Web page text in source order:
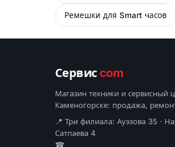
Ремешки для Smart часов
Сервисcom
Магазин техники и сервисный
Каменогорске: продажа,
📍 Три филиала: Ауэзова 35 ·
Сатпаева 4
☎